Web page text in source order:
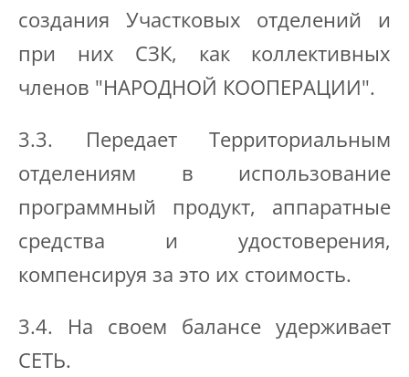
создания Участковых отделений и
при них СЗК, как коллективных
членов "НАРОДНОЙ КООПЕРАЦИИ".
3.3. Передает Территориальным
отделениям в использование
программный продукт, аппаратные
средства и удостоверения,
компенсируя за это их стоимость.
3.4. На своем балансе удерживает
СЕТЬ.